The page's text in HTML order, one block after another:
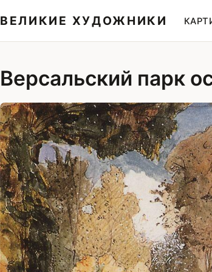
ВЕЛИКИЕ ХУДОЖНИКИ
Версальский парк